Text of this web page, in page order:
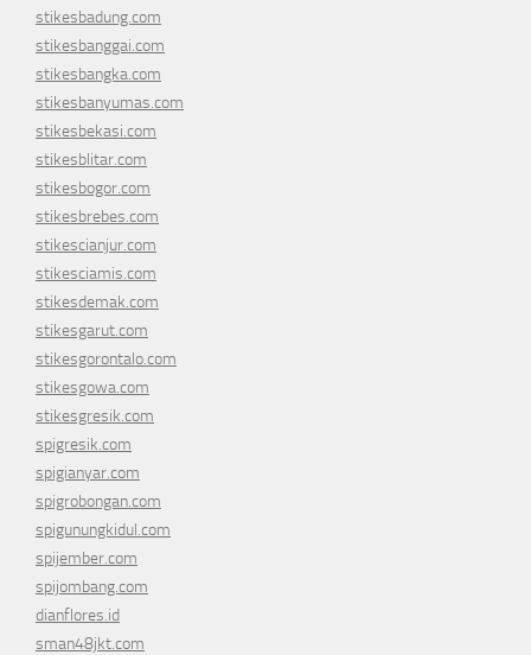
stikesbadung.com
stikesbanggai.com
stikesbangka.com
stikesbanyumas.com
stikesbekasi.com
stikesblitar.com
stikesbogor.com
stikesbrebes.com
stikescianjur.com
stikesciamis.com
stikesdemak.com
stikesgarut.com
stikesgorontalo.com
stikesgowa.com
stikesgresik.com
spigresik.com
spigianyar.com
spigrobongan.com
spigunungkidul.com
spijember.com
spijombang.com
dianflores.id
sman48jkt.com